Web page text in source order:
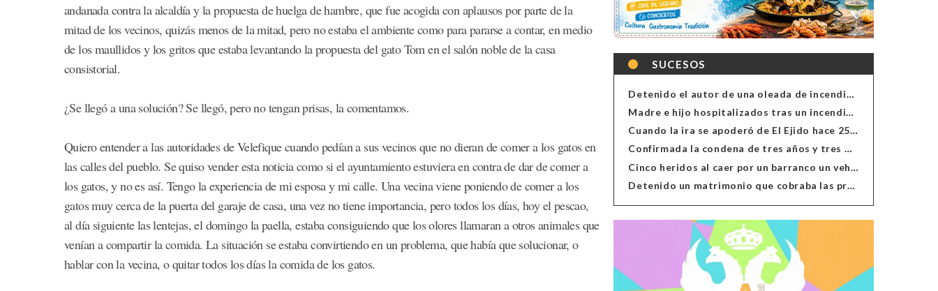
andanada contra la alcaldía y la propuesta de huelga de hambre, que fue acogida con aplausos por parte de la
mitad de los vecinos, quizás menos de la mitad, pero no estaba el ambiente como para pararse a contar, en medio
de los maullidos y los gritos que estaba levantando la propuesta del gato Tom en el salón noble de la casa
consistorial.
¿Se llegó a una solución? Se llegó, pero no tengan prisas, la comentamos.
Quiero entender a las autoridades de Velefique cuando pedían a sus vecinos que no dieran de comer a los gatos en
las calles del pueblo. Se quiso vender esta noticia como si el ayuntamiento estuviera en contra de dar de comer a
los gatos, y no es así. Tengo la experiencia de mi esposa y mi calle. Una vecina viene poniendo de comer a los
gatos muy cerca de la puerta del garaje de casa, una vez no tiene importancia, pero todos los días, hoy el pescao,
al día siguiente las lentejas, el domingo la paella, estaba consiguiendo que los olores llamaran a otros animales que
venían a compartir la comida. La situación se estaba convirtiendo en un problema, que había que solucionar, o
hablar con la vecina, o quitar todos los días la comida de los gatos.
SUCESOS
Detenido el autor de una oleada de incendios de contenedores en Almería
Madre e hijo hospitalizados tras un incendio en la cocina de una vivienda en Almería
Cuando la ira se apoderó de El Ejido hace 25 años
Confirmada la condena de tres años y tres meses al hombre de Antas acusado de xenofobia
Cinco heridos al caer por un barranco un vehículo en Alcolea
Detenido un matrimonio que cobraba las prestaciones de ilegales en Almería, Granada, Málaga, Huelva y Murcia